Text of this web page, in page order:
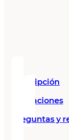
Descripción
Valoraciones
Preguntas y